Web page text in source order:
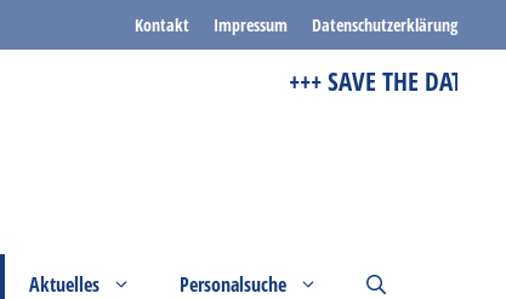
Kontakt Impressum Datenschutzerklärung
+++ SAVE THE DATE +++
Aktuelles Personalsuche